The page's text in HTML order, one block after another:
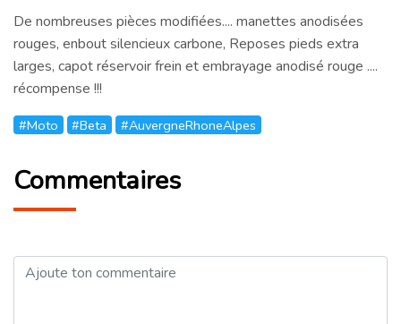
De nombreuses pièces modifiées.... manettes anodisées
rouges, enbout silencieux carbone, Reposes pieds extra
larges, capot réservoir frein et embrayage anodisé rouge ....
récompense !!!
#Moto #Beta #AuvergneRhoneAlpes
Commentaires